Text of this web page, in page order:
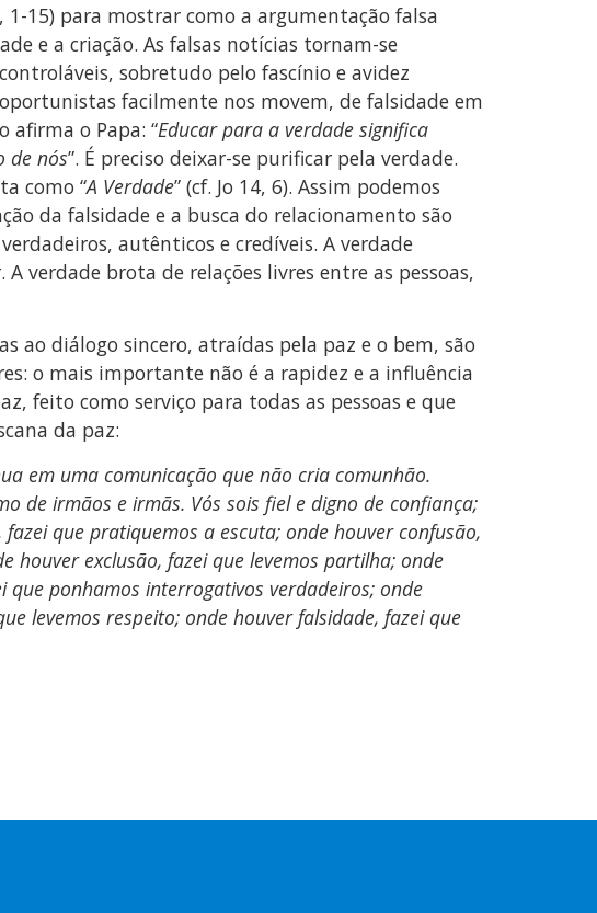
1-15) para mostrar como a argumentação falsa
e a criação. As falsas notícias tornam-se
sobretudo pelo fascínio e avidez
facilmente nos movem, de falsidade em
afirma o Papa: “Educar para a verdade significa
de nós”. É preciso deixar-se purificar pela verdade.
como “A Verdade” (cf. Jo 14, 6). Assim podemos
da falsidade e a busca do relacionamento são
autênticos e credíveis. A verdade
verdade brota de relações livres entre as pessoas,
ao diálogo sincero, atraídas pela paz e o bem, são
o mais importante não é a rapidez e a influência
feito como serviço para todas as pessoas e que
da paz:
em uma comunicação que não cria comunhão.
de irmãos e irmãs. Vós sois fiel e digno de confiança;
que pratiquemos a escuta; onde houver confusão,
houver exclusão, fazei que levemos partilha; onde
que ponhamos interrogativos verdadeiros; onde
levemos respeito; onde houver falsidade, fazei que